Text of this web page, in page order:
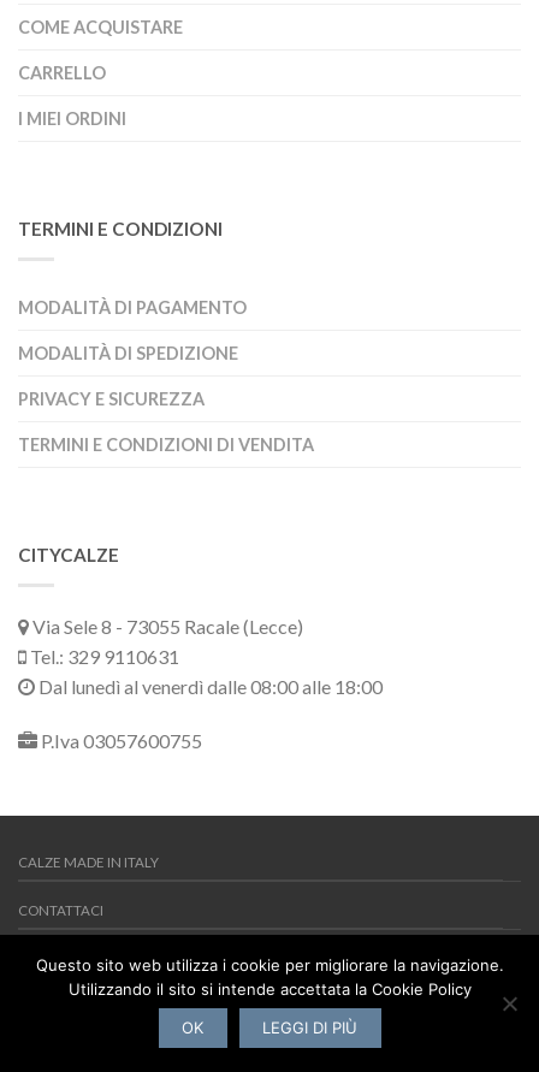
COME ACQUISTARE
CARRELLO
I MIEI ORDINI
TERMINI E CONDIZIONI
MODALITÀ DI PAGAMENTO
MODALITÀ DI SPEDIZIONE
PRIVACY E SICUREZZA
TERMINI E CONDIZIONI DI VENDITA
CITYCALZE
Via Sele 8 - 73055 Racale (Lecce)
Tel.: 329 9110631
Dal lunedì al venerdì dalle 08:00 alle 18:00
P.Iva 03057600755
CALZE MADE IN ITALY
CONTATTACI
MY WISHLIST
Copyright 2026 ©CitycalzeVia Sele 8 - 73055 Racale (Lecce) -
Tel.: 329 9110631 - P.Iva 03057600755
Questo sito web utilizza i cookie per migliorare la navigazione.
Utilizzando il sito si intende accettata la Cookie Policy
OK LEGGI DI PIÙ